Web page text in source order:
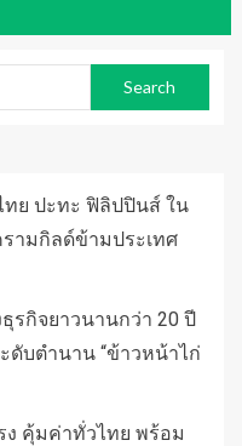
ทย ปะทะ ฟิลิปปินส์ ใน
รามกิลด์ข้ามประเทศ
ธุรกิจยาวนานกว่า 20 ปี
ดับตำนาน “ข้าวหน้าไก่
ง คุ้มค่าทั่วไทย พร้อม